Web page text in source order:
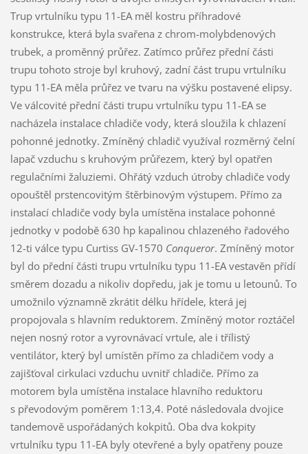
Trup vrtulníku typu 11-EA měl kostru příhradové
konstrukce, která byla svařena z chrom-molybdenových
trubek, a proměnný průřez. Zatímco průřez přední části
trupu tohoto stroje byl kruhový, zadní část trupu vrtulníku
typu 11-EA měla průřez ve tvaru na výšku postavené elipsy.
Ve válcovité přední části trupu vrtulníku typu 11-EA se
nacházela instalace chladiče vody, která sloužila k chlazení
pohonné jednotky. Zmíněný chladič využíval rozměrný čelní
lapač vzduchu s kruhovým průřezem, který byl opatřen
regulačními žaluziemi. Ohřátý vzduch útroby chladiče vody
opouštěl prstencovitým štěrbinovým výstupem. Přímo za
instalací chladiče vody byla umístěna instalace pohonné
jednotky v podobě 630 hp kapalinou chlazeného řadového
12-ti válce typu Curtiss GV-1570 Conqueror. Zmíněný motor
byl do přední části trupu vrtulníku typu 11-EA vestavěn přídí
směrem dozadu a nikoliv dopředu, jak je tomu u letounů. To
umožnilo významně zkrátit délku hřídele, která jej
propojovala s hlavním reduktorem. Zmíněný motor roztáčel
nejen nosný rotor a vyrovnávací vrtule, ale i třílistý
ventilátor, který byl umístěn přímo za chladičem vody a
zajišťoval cirkulaci vzduchu uvnitř chladiče. Přímo za
motorem byla umístěna instalace hlavního reduktoru
s převodovým poměrem 1:13,4. Poté následovala dvojice
tandemově uspořádaných kokpitů. Oba dva kokpity
vrtulníku typu 11-EA byly otevřené a byly opatřeny pouze